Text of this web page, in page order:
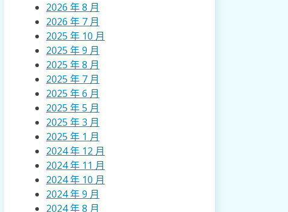
2026 年 8 月
2026 年 7 月
2025 年 10 月
2025 年 9 月
2025 年 8 月
2025 年 7 月
2025 年 6 月
2025 年 5 月
2025 年 3 月
2025 年 1 月
2024 年 12 月
2024 年 11 月
2024 年 10 月
2024 年 9 月
2024 年 8 月